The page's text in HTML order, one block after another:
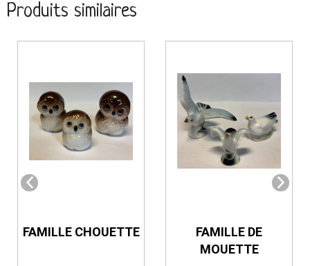
Produits similaires
FAMILLE CHOUETTE
FAMILLE DE
MOUETTE